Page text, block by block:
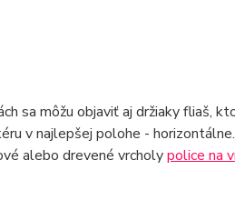
sa môžu objaviť aj držiaky fliaš,
v najlepšej polohe - horizontálne.
alebo drevené vrcholypolice na